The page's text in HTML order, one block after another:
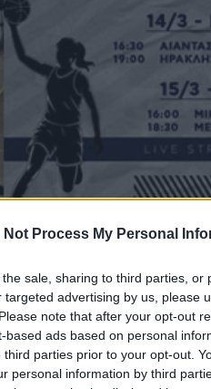
Not Process My Personal
sale, sharing to third parties, or
advertising by us, please
note that after your opt-out
based ads based on personal
third parties prior to your opt-out.
personal information by third
οι